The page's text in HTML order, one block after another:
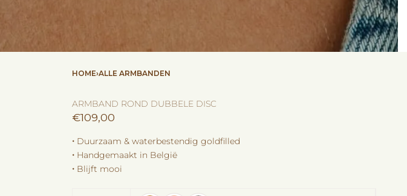
HOME›ALLE ARMBANDEN
ARMBAND ROND DUBBELE DISC
€109,00
🞘 Duurzaam & waterbestendig goldfilled
🞘 Handgemaakt in België
🞘 Blijft mooi